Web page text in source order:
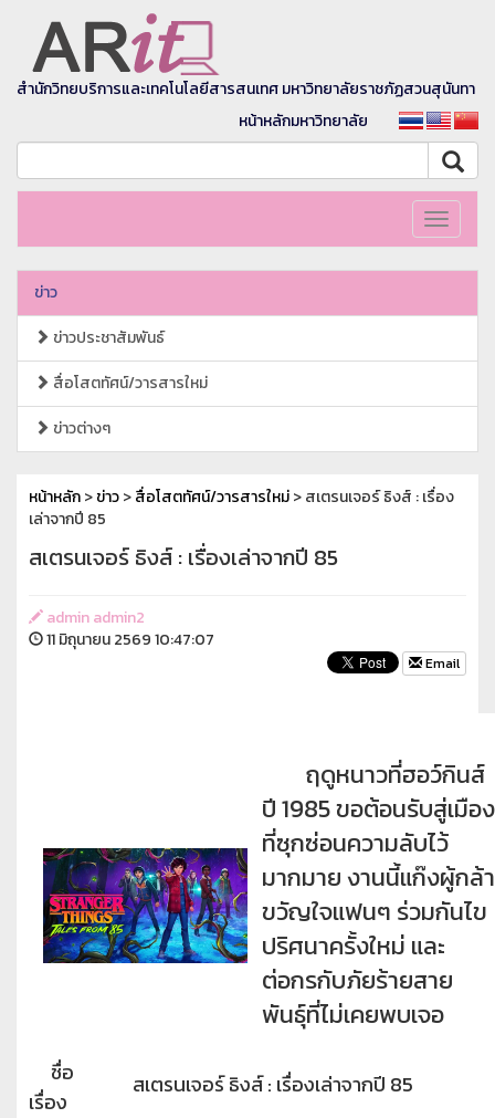
สำนักวิทยบริการและเทคโนโลยีสารสนเทศ มหาวิทยาลัยราชภัฏสวนสุนันทา
หน้าหลักมหาวิทยาลัย
Toggle
ข่าว
ข่าวประชาสัมพันธ์
สื่อโสตทัศน์/วารสารใหม่
ข่าวต่างๆ
หน้าหลัก>ข่าว>สื่อโสตทัศน์/วารสารใหม่> สเตรนเจอร์ ธิงส์ : เรื่อง
เล่าจากปี 85
สเตรนเจอร์ ธิงส์ : เรื่องเล่าจากปี 85
admin admin2
11 มิถุนายน 2569 10:47:07
Email
ฤดูหนาวที่ฮอว์กินส์
ปี 1985 ขอต้อนรับสู่เมือง
ที่ซุกซ่อนความลับไว้
มากมาย งานนี้แก๊งผู้กล้า
ขวัญใจแฟนๆ ร่วมกันไข
ปริศนาครั้งใหม่ และ
ต่อกรกับภัยร้ายสาย
พันธุ์ที่ไม่เคยพบเจอ
ชื่อ
เรื่อง
สเตรนเจอร์ ธิงส์ : เรื่องเล่าจากปี 85